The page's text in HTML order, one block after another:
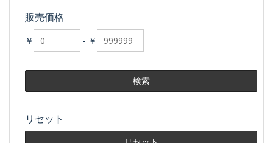
販売価格
￥ - ￥
リセット